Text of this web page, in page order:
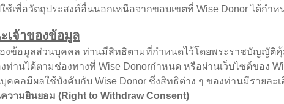
ช้เพื่อวัตถุประสงค์อื่นนอกเหนือจากขอบเขตที่ Wise Donor ได้กำห
เจ้าของข้อมูล
ข้อมูลส่วนบุคคล ท่านมีสิทธิตามที่กำหนดไว้โดยพระราชบัญญัติคุ้
านได้ตามช่องทางที่ Wise Donorกำหนด หรือผ่านเว็บไซต์ของ
คลมีผลใช้บังคับกับ Wise Donor ซึ่งสิทธิต่าง ๆ ของท่านมีรายละเ
วามยินยอม (Right to Withdraw Consent)